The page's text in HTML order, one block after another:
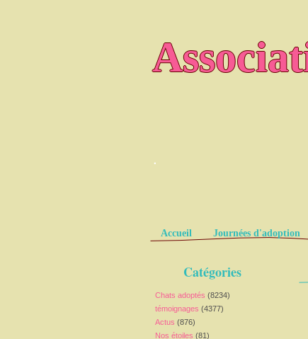
.
Pages
Accueil Journées d'adoption
Catégories
Chats adoptés (8234)
témoignages (4377)
Actus (876)
Nos étoiles (81)